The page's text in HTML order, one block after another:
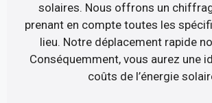
solaires. Nous offrons un
prenant en compte toutes les
lieu. Notre déplacement rapide
Conséquemment, vous aurez une
coûts de l’énergie